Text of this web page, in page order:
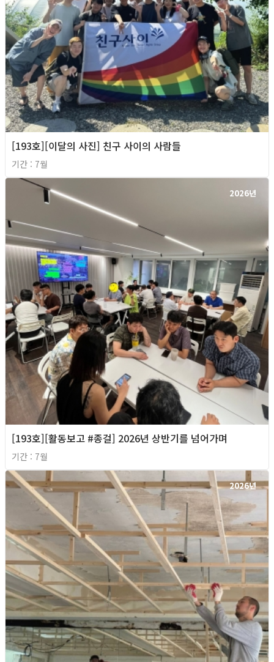
[193호][이달의 사진] 친구 사이의 사람들
기간 : 7월
2026년
[193호][활동보고 #종걸] 2026년 상반기를 넘어가며
기간 : 7월
2026년